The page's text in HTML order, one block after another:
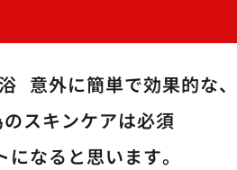
意外に簡単で効果的な
スキンケアは必須
なると思います。